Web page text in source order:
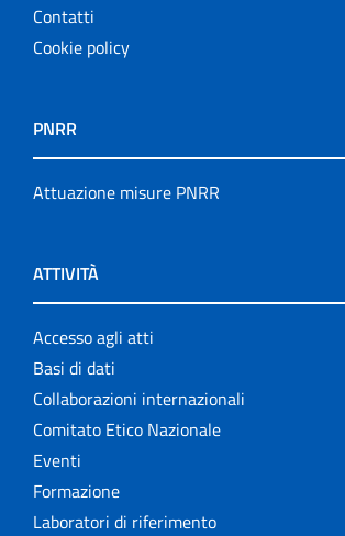
Contatti
Cookie policy
PNRR
Attuazione misure PNRR
ATTIVITÀ
Accesso agli atti
Basi di dati
Collaborazioni internazionali
Comitato Etico Nazionale
Eventi
Formazione
Laboratori di riferimento